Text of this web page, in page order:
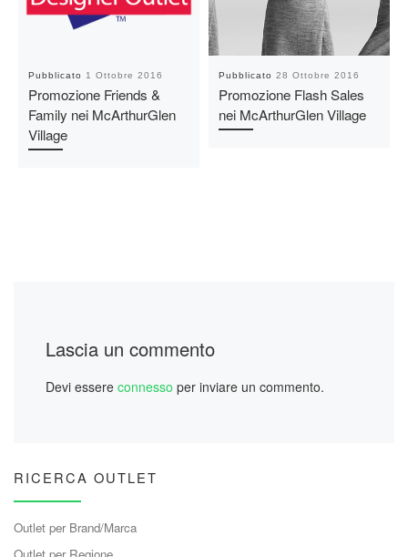
Pubblicato 1 Ottobre 2016
Promozione Friends &
Family nei McArthurGlen
Village
Pubblicato 28 Ottobre 2016
Promozione Flash Sales
nei McArthurGlen Village
Lascia un commento
Devi essereconnesso per inviare un commento.
RICERCA OUTLET
Outlet per Brand/Marca